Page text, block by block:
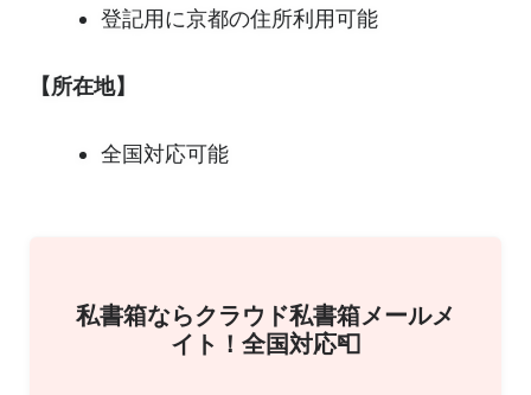
登記用に京都の住所利用可能
【所在地】
全国対応可能
私書箱ならクラウド私書箱メールメ
イト！全国対応📮